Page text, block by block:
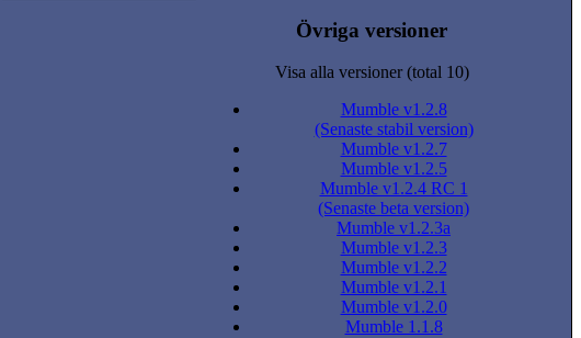
Övriga versioner
Visa alla versioner (total 10)
Mumble v1.2.8
(Senaste stabil version)
Mumble v1.2.7
Mumble v1.2.5
Mumble v1.2.4 RC 1
(Senaste beta version)
Mumble v1.2.3a
Mumble v1.2.3
Mumble v1.2.2
Mumble v1.2.1
Mumble v1.2.0
Mumble 1.1.8